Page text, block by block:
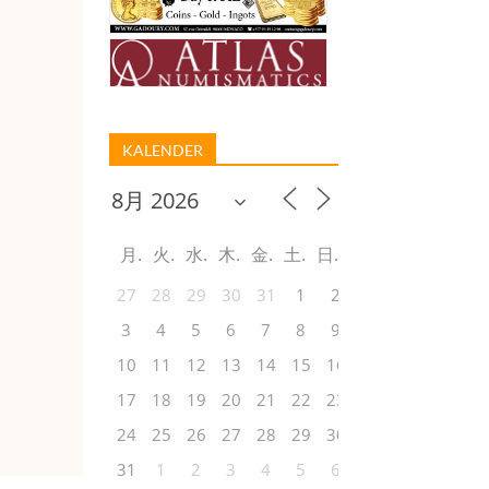
KALENDER
月 火 水 木 金 土 日
27 28 29 30 31 1
2
3
4 5 6 7 8
9
10
11 12 13 14 15
16
17
18 19 20 21 22
23
24
25 26 27 28 29
30
31
1 2 3 4 5 6